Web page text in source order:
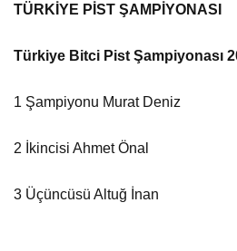
TÜRKİYE PİST ŞAMPİYONASI
Türkiye Bitci Pist Şampiyonası
1 Şampiyonu Murat Deniz
2 İkincisi Ahmet Önal
3 Üçüncüsü Altuğ İnan